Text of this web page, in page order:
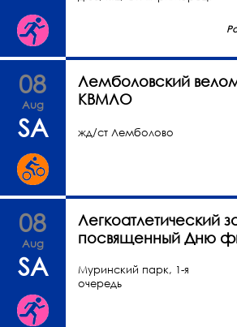
08
Aug
SA
Лемболовский
КВМЛО
жд/ст Лемболово
08
Aug
SA
Легкоатлетический
посвященный Дню
Муринский парк, 1-я
очередь